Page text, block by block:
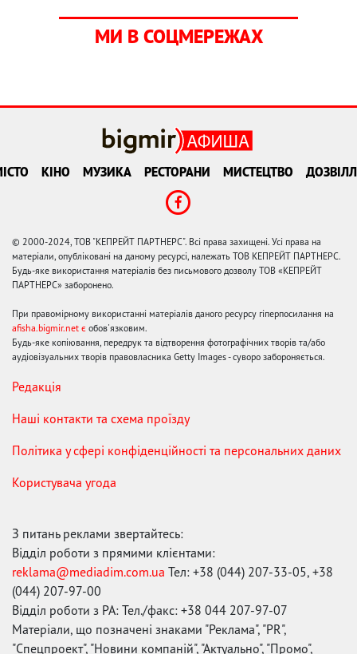
МИ В СОЦМЕРЕЖАХ
КІНО МУЗИКА РЕСТОРАНИ МИСТЕЦТВО
© 2000-2024, ТОВ "КЕПРЕЙТ ПАРТНЕРС". Всі права захищені. Усі права на
матеріали, опубліковані на даному ресурсі, належать ТОВ КЕПРЕЙТ ПАРТНЕРС.
Будь-яке використання матеріалів без письмового дозволу ТОВ «КЕПРЕЙТ
ПАРТНЕРС» заборонено.
При правомірному використанні матеріалів даного ресурсу гіперпосилання на
afisha.bigmir.net є обов'язковим.
Будь-яке копіювання, передрук та відтворення фотографічних творів та/або
аудіовізуальних творів правовласника Getty Images - суворо забороняється.
Редакція
Наші контакти та схема проїзду
Політика у сфері конфіденційності та персональних даних
Користувача угода
З питань реклами звертайтесь:
Відділ роботи з прямими клієнтами:
reklama@mediadim.com.ua Тел: +38 (044) 207-33-05, +38
(044) 207-97-00
Відділ роботи з РА: Тел./факс: +38 044 207-97-07
Матеріали, що позначені знаками "Реклама", "PR",
"Спецпроект", "Новини компаній", "Актуально", "Промо",